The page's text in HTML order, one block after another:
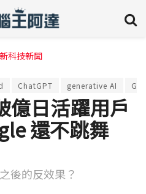
科技新聞
ChatGPT generative AI
億日活躍用戶
還不跳舞
後的反效果？